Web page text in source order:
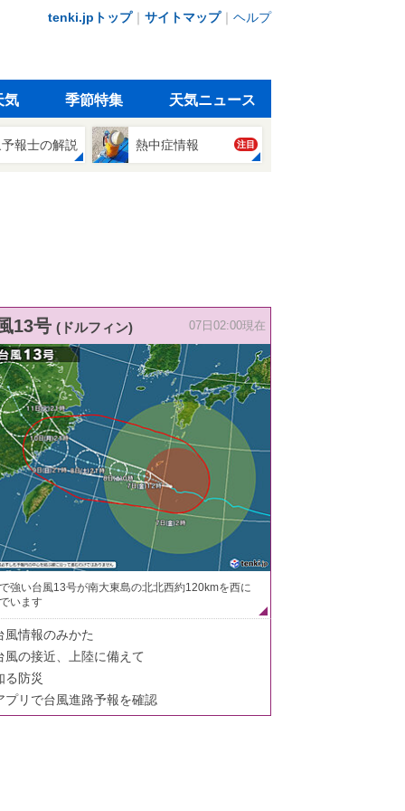
tenki.jpトップ｜ サイトマップ｜ ヘルプ
気 季節特集 天気ニュース
報士の解説 熱中症情報 注目
13号 (ドルフィン) 07日02:00現在
強い台風13号が南大東島の北北西約120kmを西に
います
風情報のみかた
風の接近、上陸に備えて
る防災
プリで台風進路予報を確認